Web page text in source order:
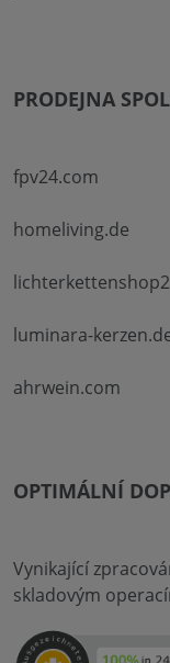
PRODEJNA
fpv24.com
homeliving.de
luminara-
ahrwein.com
OPTIMÁLNÍ
Vynikající
skladovým